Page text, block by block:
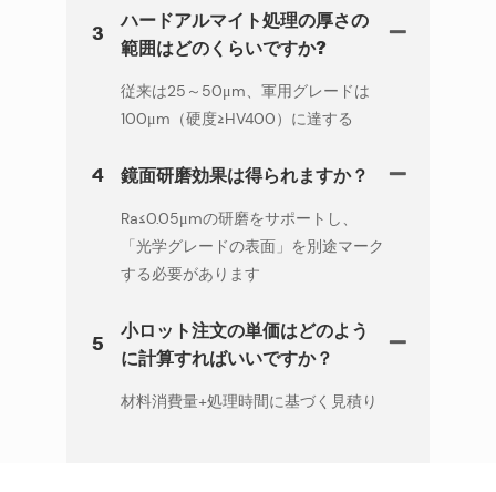
3
ハードアルマイト処理の厚さの
範囲はどのくらいですか?
従来は25～50μm、軍用グレードは
100μm（硬度≥HV400）に達する
4 鏡面研磨効果は得られますか？
Ra≤0.05μmの研磨をサポートし、
「光学グレードの表面」を別途マーク
する必要があります
5
小ロット注文の単価はどのよう
に計算すればいいですか？
材料消費量+処理時間に基づく見積り